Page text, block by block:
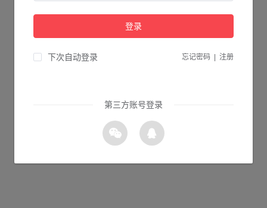
登录
下次自动登录 忘记密码 注册
第三方账号登录